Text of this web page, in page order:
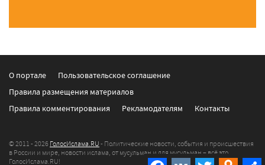
Facebook
VK Twitter
О портале
Пользовательское соглашение
Правила размещения материалов
Правила комментирования
Рекламодателям Контакты
© 2011 - 2026 ГолосИслама.RU - Политические новости, события и происшествия
в России и мире, новости ислама, от мусульман и для мусульман – всё это
ГолосИслама.RU!